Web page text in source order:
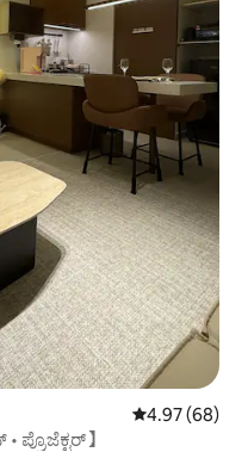
5 ರಲ್ಲಿ 4.97
4.97 (68)
】